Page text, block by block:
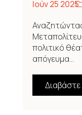
Ιούν 25 2025
πολιτικό
απόγευμα...